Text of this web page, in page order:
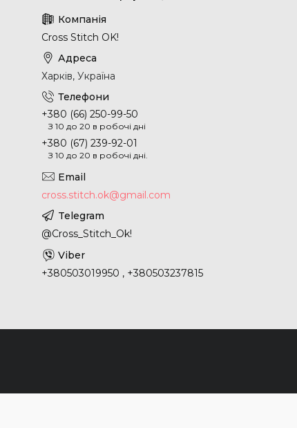
Cross Stitch OK!
Харків, Україна
+380 (66) 250-99-50
З 10 до 20 в робочі дні
+380 (67) 239-92-01
З 10 до 20 в робочі дні.
cross.stitch.ok@gmail.com
@Cross_Stitch_Ok!
+380503019950 , +380503237815